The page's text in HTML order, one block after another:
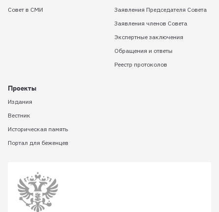
Совет в СМИ
Заявления Председателя Совета
Заявления членов Совета
Экспертные заключения
Обращения и ответы
Реестр протоколов
Проекты
Издания
Вестник
Историческая память
Портал для беженцев